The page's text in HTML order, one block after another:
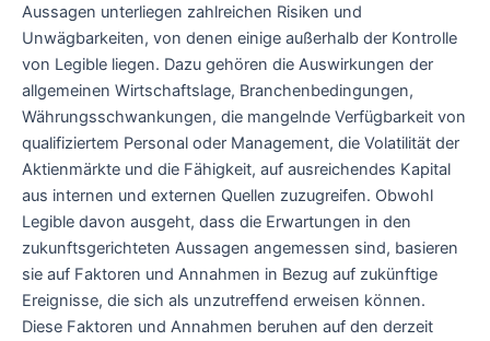
Aussagen unterliegen zahlreichen Risiken und
Unwägbarkeiten, von denen einige außerhalb der Kontrolle
von Legible liegen. Dazu gehören die Auswirkungen der
allgemeinen Wirtschaftslage, Branchenbedingungen,
Währungsschwankungen, die mangelnde Verfügbarkeit von
qualifiziertem Personal oder Management, die Volatilität der
Aktienmärkte und die Fähigkeit, auf ausreichendes Kapital
aus internen und externen Quellen zuzugreifen. Obwohl
Legible davon ausgeht, dass die Erwartungen in den
zukunftsgerichteten Aussagen angemessen sind, basieren
sie auf Faktoren und Annahmen in Bezug auf zukünftige
Ereignisse, die sich als unzutreffend erweisen können.
Diese Faktoren und Annahmen beruhen auf den derzeit